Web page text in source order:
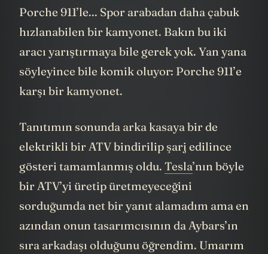
farklı kategoride olan bir araçla yapıyorlar.
Porche 911’le... Spor arabadan daha çabuk
hızlanabilen bir kamyonet. Bakın bu iki
aracı yarıştırmaya bile gerek yok. Yan yana
söyleyince bile komik oluyor: Porche 911’e
Tanıtımın sonunda arka kasaya bir de
elektrikli bir ATV bindirilip şarj edilince
gösteri tamamlanmış oldu.Tesla
bir ATV’yi üretip üretmeyeceğini
sorduğumda net bir yanıt alamadım ama en
azından onun tasarımcısının da Aybars’ın